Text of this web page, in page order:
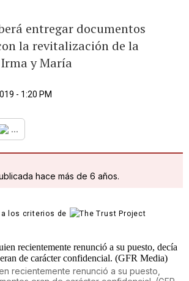
entregar documentos
la revitalización de la
y María
- 1:20 PM
...
hace más de 6 años.
a los criterios de
recientemente renunció a su puesto,